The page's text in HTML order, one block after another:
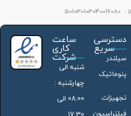
:
501030103040016080
دسترسی
سریع
سیلندر
پنوماتیک
تجهیزات
فیلتراسیون
ساعت
کاری
شرکت
شنبه الی
چهارشنبه :
08:00 الی